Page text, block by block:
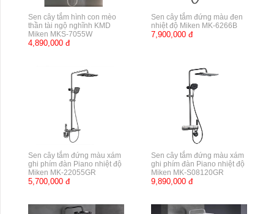
Sen cây tắm hình con mèo
thần tài ngộ nghĩnh KMD
Miken MKS-7055W
4,890,000 đ
Sen cây tắm đứng màu đen
nhiệt độ Miken MK-6266B
7,900,000 đ
Sen cây tắm đứng màu xám
ghi phím đàn Piano nhiệt độ
Miken MK-22055GR
5,700,000 đ
Sen cây tắm đứng màu xám
ghi phím đàn Piano nhiệt độ
Miken MK-S08120GR
9,890,000 đ